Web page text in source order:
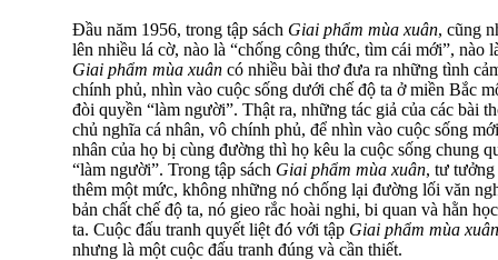
Đầu năm 1956, trong tập sách Giai phẩm mùa xuân, cũng
lên nhiều lá cờ, nào là “chống công thức, tìm cái mới”, nào
Giai phẩm mùa xuân có nhiều bài thơ đưa ra những tình
chính phủ, nhìn vào cuộc sống dưới chế độ ta ở miền Bắc
đòi quyền “làm người”. Thật ra, những tác giả của các bài
chủ nghĩa cá nhân, vô chính phủ, để nhìn vào cuộc sống
nhân của họ bị cùng đường thì họ kêu la cuộc sống chung
“làm người”. Trong tập sách Giai phẩm mùa xuân, tư tưởng
thêm một mức, không những nó chống lại đường lối văn
bản chất chế độ ta, nó gieo rắc hoài nghi, bi quan và hằn
ta. Cuộc đấu tranh quyết liệt đó với tập Giai phẩm mùa
nhưng là một cuộc đấu tranh đúng và cần thiết.